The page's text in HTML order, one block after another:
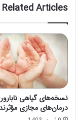
Related Articles
نسخه‌های گیاهی
درمان‌های مجازی